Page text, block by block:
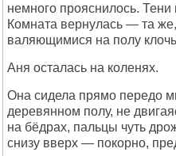
немного прояснилось. Тени
Комната вернулась — та
валяющимися на полу
Аня осталась на коленях.
Она сидела прямо передо
деревянном полу, не
на бёдрах, пальцы чуть
снизу вверх — покорно,